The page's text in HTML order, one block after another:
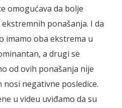
omogućava da bolje
ponašanja. I da
imamo oba ekstrema u
a drugi se
od ovih ponašanja nije
negativne posledice.
u videu uviđamo da su